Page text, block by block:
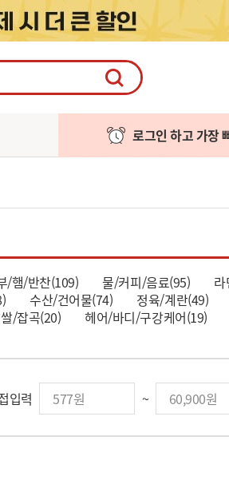
로그인 하고 가장
/햄/반찬(109) 물/커피/음료(95)
수산/건어물(74) 정육/계란(49)
쌀/잡곡(20) 헤어/바디/구강케어(19)
입력 ~